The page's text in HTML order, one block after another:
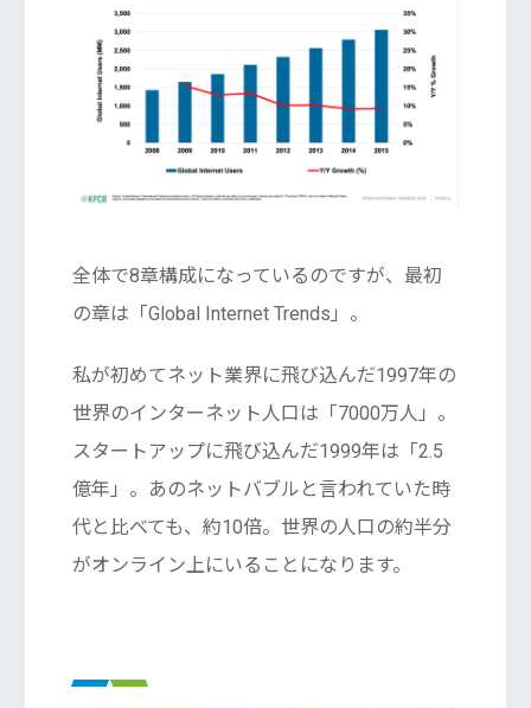
全体で8章構成になっているのですが、最初
の章は「Global Internet Trends」。
私が初めてネット業界に飛び込んだ1997年の
世界のインターネット人口は「7000万人」。
スタートアップに飛び込んだ1999年は「2.5
億年」。あのネットバブルと言われていた時
代と比べても、約10倍。世界の人口の約半分
がオンライン上にいることになります。